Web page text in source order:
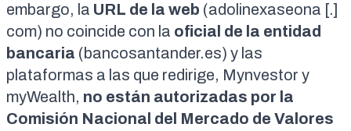
embargo, la URL de la web (adolinexaseona [.]
com) no coincide con la oficial de la entidad
bancaria (bancosantander.es) y las
plataformas a las que redirige, Mynvestor y
myWealth, no están autorizadas por la
Comisión Nacional del Mercado de Valores